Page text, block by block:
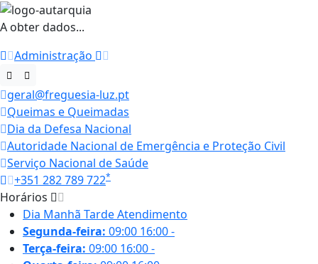
A obter dados...
Administração
geral@freguesia-luz.pt
Queimas e Queimadas
Dia da Defesa Nacional
Autoridade Nacional de Emergência e Proteção Civil
Serviço Nacional de Saúde
+351 282 789 722*
Horários
Dia Manhã TardeAtendimento
Segunda-feira: 09:00 16:00-
Terça-feira: 09:00 16:00-